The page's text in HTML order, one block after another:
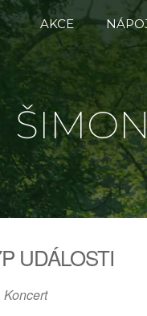
AKCE
UDÁLOSTI
Koncert